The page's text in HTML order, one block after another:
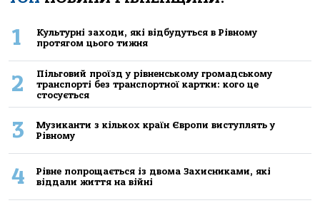
1
Культурні заходи, які відбудуться в Рівному
протягом цього тижня
2
Пільговий проїзд у рівненському громадському
транспорті без транспортної картки: кого це
стосується
3
Музиканти з кількох країн Європи виступлять у
Рівному
4
Рівне попрощається із двома Захисниками, які
віддали життя на війні